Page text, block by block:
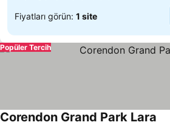
Fiyatları görün: 1 site
Popüler Tercih
Corendon Grand Park Lara